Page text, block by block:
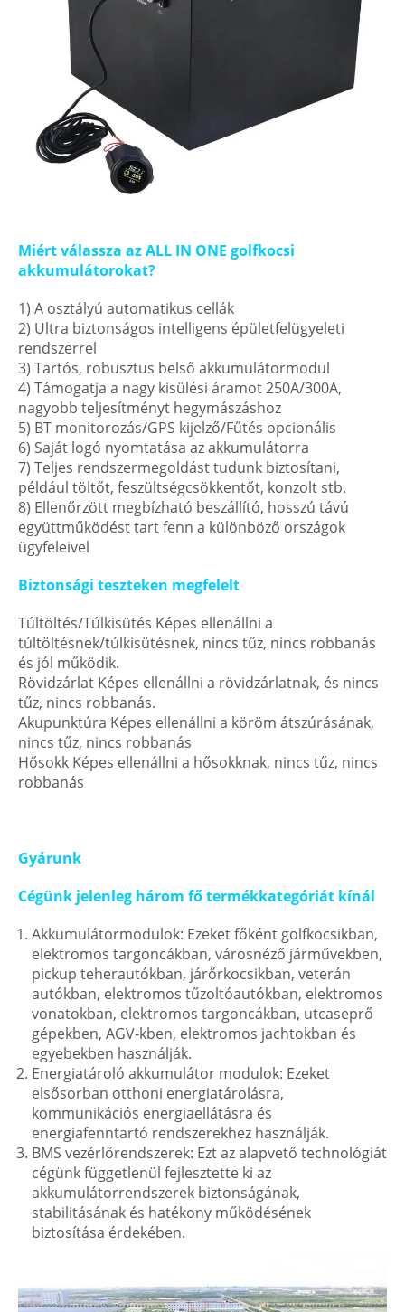
Miért válassza az ALL IN ONE golfkocsi
akkumulátorokat?
1) A osztályú automatikus cellák
2) Ultra biztonságos intelligens épületfelügyeleti
rendszerrel
3) Tartós, robusztus belső akkumulátormodul
4) Támogatja a nagy kisülési áramot 250A/300A,
nagyobb teljesítményt hegymászáshoz
5) BT monitorozás/GPS kijelző/Fűtés opcionális
6) Saját logó nyomtatása az akkumulátorra
7) Teljes rendszermegoldást tudunk biztosítani,
például töltőt, feszültségcsökkentőt, konzolt stb.
8) Ellenőrzött megbízható beszállító, hosszú távú
együttműködést tart fenn a különböző országok
ügyfeleivel
Biztonsági teszteken megfelelt
Túltöltés/Túlkisütés Képes ellenállni a
túltöltésnek/túlkisütésnek, nincs tűz, nincs robbanás
és jól működik.
Rövidzárlat Képes ellenállni a rövidzárlatnak, és nincs
tűz, nincs robbanás.
Akupunktúra Képes ellenállni a köröm átszúrásának,
nincs tűz, nincs robbanás
Hősokk Képes ellenállni a hősokknak, nincs tűz, nincs
robbanás
Gyárunk
Cégünk jelenleg három fő termékkategóriát kínál
Akkumulátormodulok: Ezeket főként golfkocsikban,
elektromos targoncákban, városnéző járművekben,
pickup teherautókban, járőrkocsikban, veterán
autókban, elektromos tűzoltóautókban, elektromos
vonatokban, elektromos targoncákban, utcaseprő
gépekben, AGV-kben, elektromos jachtokban és
egyebekben használják.
Energiatároló akkumulátor modulok: Ezeket
elsősorban otthoni energiatárolásra,
kommunikációs energiaellátásra és
energiafenntartó rendszerekhez használják.
BMS vezérlőrendszerek: Ezt az alapvető technológiát
cégünk függetlenül fejlesztette ki az
akkumulátorrendszerek biztonságának,
stabilitásának és hatékony működésének
biztosítása érdekében.